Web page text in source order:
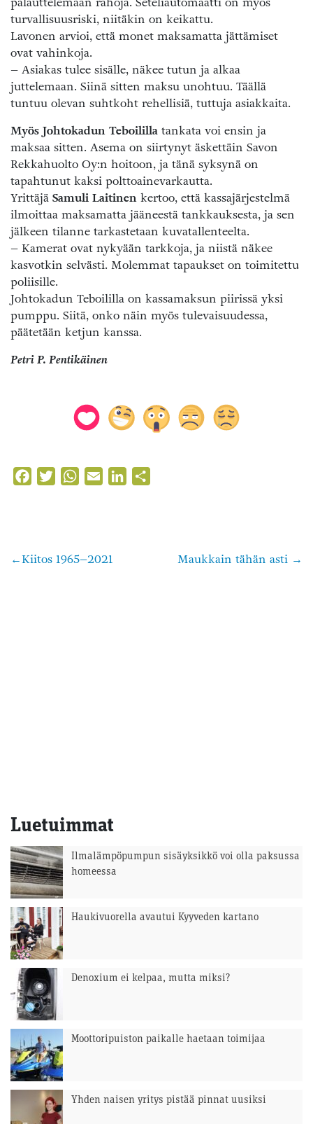
turvallisuusriski, niitäkin on keikattu.
Lavonen arvioi, että monet maksamatta jättämiset
ovat vahinkoja.
– Asiakas tulee sisälle, näkee tutun ja alkaa
juttelemaan. Siinä sitten maksu unohtuu. Täällä
tuntuu olevan suhtkoht rehellisiä, tuttuja asiakkaita.
Myös Johtokadun Teboililla tankata voi ensin ja
maksaa sitten. Asema on siirtynyt äskettäin Savon
Rekkahuolto Oy:n hoitoon, ja tänä syksynä on
tapahtunut kaksi polttoainevarkautta.
Yrittäjä Samuli Laitinen kertoo, että kassajärjestelmä
ilmoittaa maksamatta jääneestä tankkauksesta, ja sen
jälkeen tilanne tarkastetaan kuvatallenteelta.
– Kamerat ovat nykyään tarkkoja, ja niistä näkee
kasvotkin selvästi. Molemmat tapaukset on toimitettu
poliisille.
Johtokadun Teboililla on kassamaksun piirissä yksi
pumppu. Siitä, onko näin myös tulevaisuudessa,
päätetään ketjun kanssa.
Petri P. Pentikäinen
FacebookTwitterWhatsApp
Email LinkedIn
Artikkelien
Kiitos 1965–2021 Maukkain tähän asti
Luetuimmat
Ilmalämpöpumpun sisäyksikkö voi olla paksussa
homeessa
Haukivuorella avautui Kyyveden kartano
Denoxium ei kelpaa, mutta miksi?
Moottoripuiston paikalle haetaan toimijaa
Yhden naisen yritys pistää pinnat uusiksi